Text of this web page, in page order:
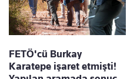
FETÖ'cü Burkay
Karatepe işaret etmişti!